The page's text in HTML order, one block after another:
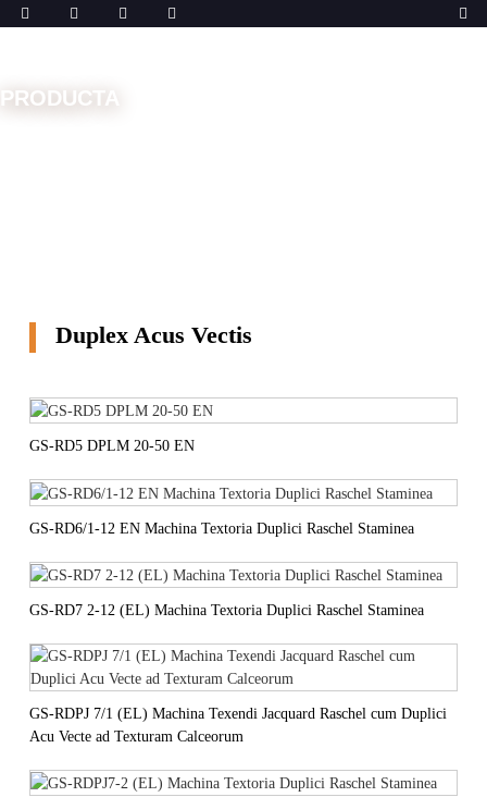
PRODUCTA
Duplex Acus Vectis
GS-RD5 DPLM 20-50 EN
GS-RD6/1-12 EN Machina Textoria Duplici Raschel Staminea
GS-RD7 2-12 (EL) Machina Textoria Duplici Raschel Staminea
GS-RDPJ 7/1 (EL) Machina Texendi Jacquard Raschel cum Duplici
Acu Vecte ad Texturam Calceorum